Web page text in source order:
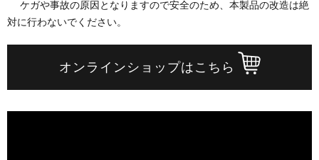
ケガや事故の原因となりますので安全のため、本製品の改造は絶
対に行わないでください。
オンラインショップはこちら